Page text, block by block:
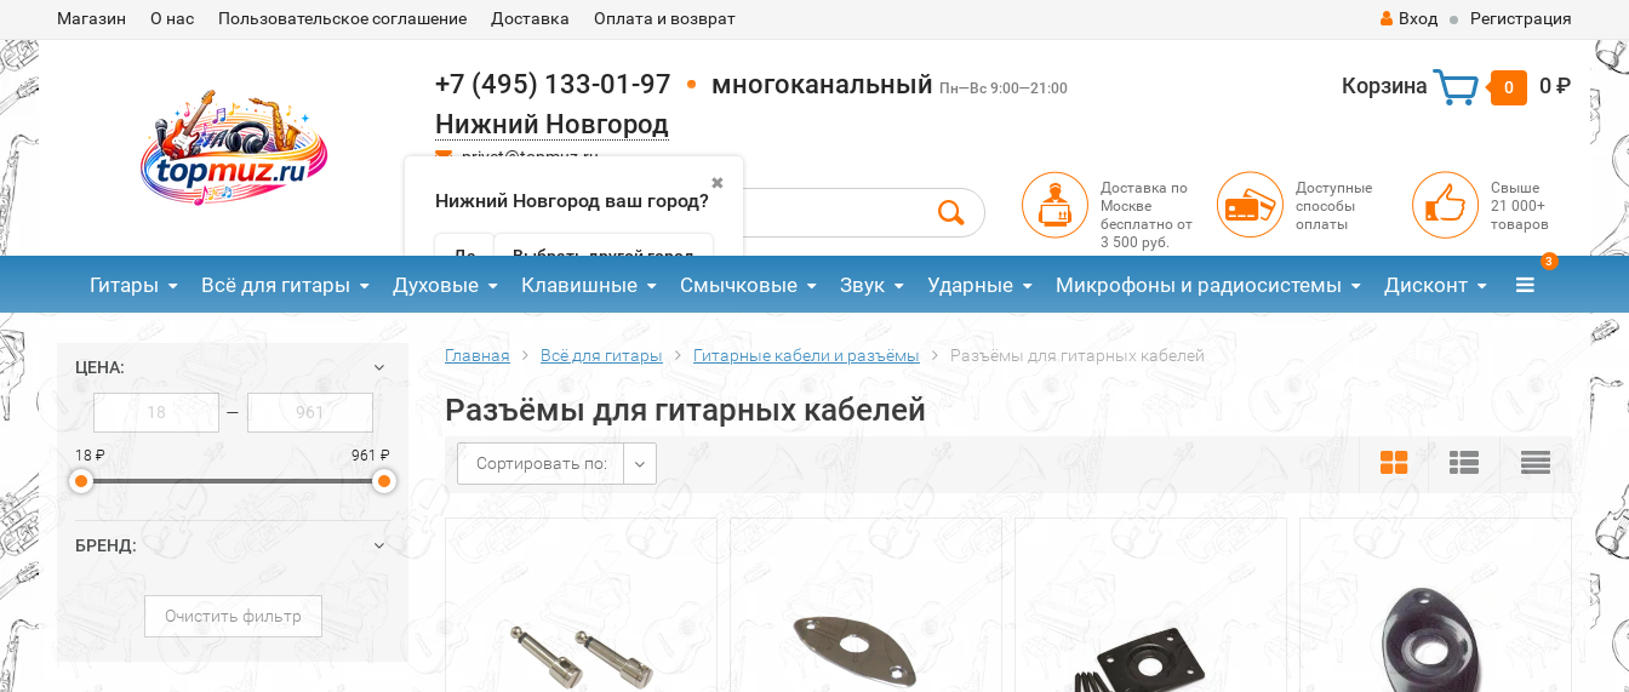
Магазин О нас Пользовательское соглашение Доставка Оплата и возврат Вход Регистрация
+7 (495) 133-01-97 многоканальный Пн—Вс 9:00—21:00
Нижний Новгород
✖
Нижний Новгород ваш город?
Да Выбрать другой город
privet@topmuz.ru
Корзина 0 0 ₽
Доставка по
Москве
бесплатно от
3 500 руб.
Доступные
способы
оплаты
Свыше
21 000+
товаров
Гитары Всё для гитары Духовые Клавишные Смычковые Звук Ударные Микрофоны и радиосистемы Дисконт
3
ЦЕНА:
—
18 ₽ 961 ₽
БРЕНД:
Очистить фильтр
Главная Всё для гитары Гитарные кабели и разъёмы Разъёмы для гитарных кабелей
Разъёмы для гитарных кабелей
Сортировать по: